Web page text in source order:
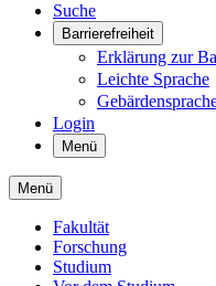
Suche
Barrierefreiheit
Erklärung zur
Leichte Sprache
Login
Menü
Menü
Fakultät
Forschung
Studium